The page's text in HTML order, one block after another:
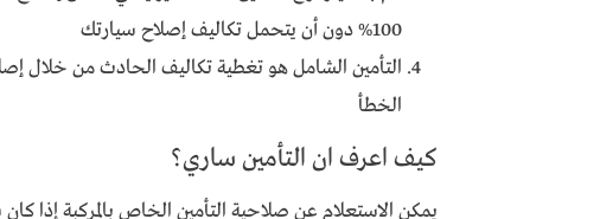
100% دون أن يتحمل تكاليف إصلاح سيارتك
التأمين الشامل هو تغطية تكاليف الحادث من خلال
الخطأ
كيف اعرف ان التأمين ساري؟
يمكن الاستعلام عن صلاحية التأمين الخاص بالمركبة إذا